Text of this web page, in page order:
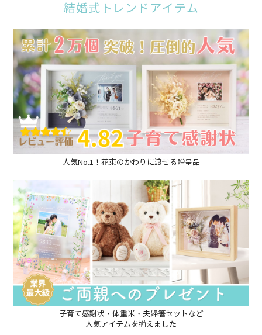
結婚式トレンドアイテム
人気No.1！花束のかわりに渡せる贈呈品
子育て感謝状・体重米・夫婦箸セットなど
人気アイテムを揃えました